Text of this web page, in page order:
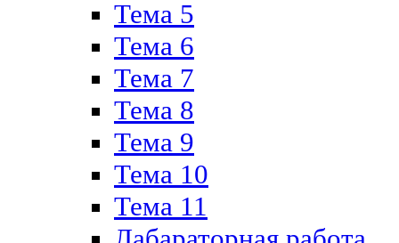
Тема 5
Тема 6
Тема 7
Тема 8
Тема 9
Тема 10
Тема 11